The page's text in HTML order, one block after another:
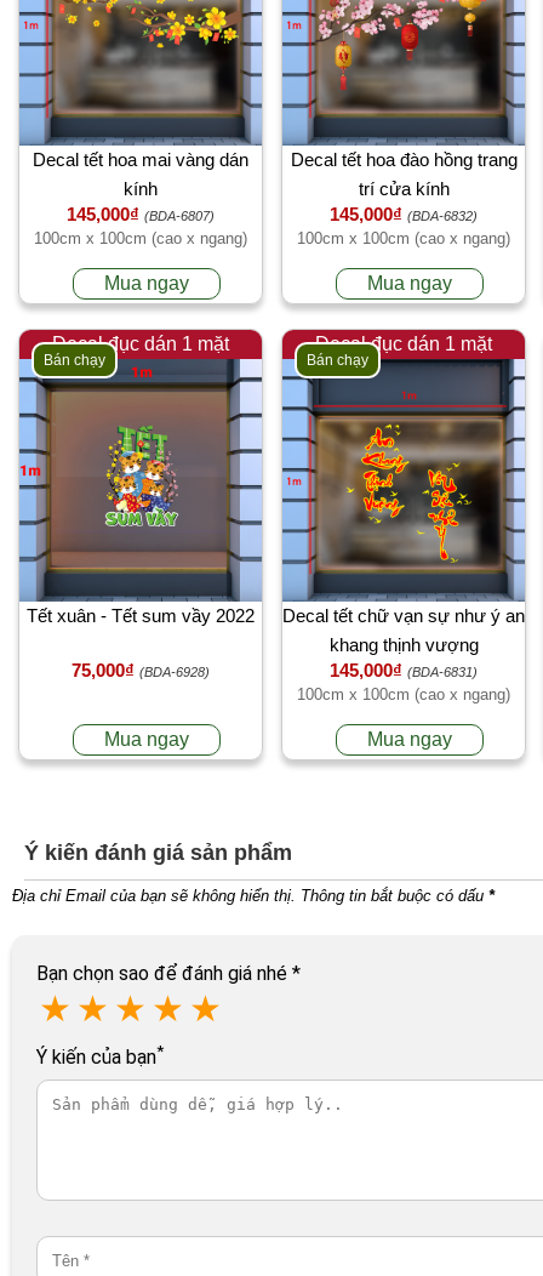
Decal tết hoa mai vàng dán
kính
145,000₫ (BDA-6807)
100cm x 100cm (cao x ngang)
Mua ngay
Decal tết hoa đào hồng trang
trí cửa kính
145,000₫ (BDA-6832)
100cm x 100cm (cao x ngang)
Mua ngay
Decal đục dán 1 mặt
Bán chạy
Tết xuân - Tết sum vầy 2022
75,000₫ (BDA-6928)
Mua ngay
Decal đục dán 1 mặt
Bán chạy
Decal tết chữ vạn sự như ý an
khang thịnh vượng
145,000₫ (BDA-6831)
100cm x 100cm (cao x ngang)
Mua ngay
Ý kiến đánh giá sản phẩm
Địa chỉ Email của bạn sẽ không hiển thị. Thông tin bắt buộc có dấu *
Bạn chọn sao để đánh giá nhé *
★ ★ ★ ★ ★
Ý kiến của bạn*